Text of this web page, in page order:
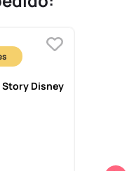
Story Disney